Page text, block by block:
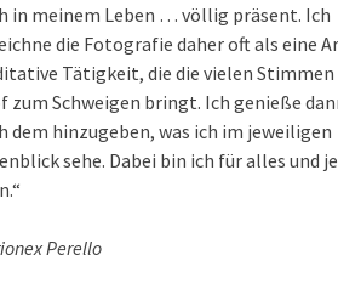
in meinem Leben … völlig präsent. Ich
die Fotografie daher oft als eine
Tätigkeit, die die vielen Stimmen
zum Schweigen bringt. Ich genieße
dem hinzugeben, was ich im jeweiligen
sehe. Dabei bin ich für alles und
Perello